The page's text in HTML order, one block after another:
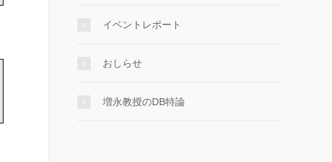
イベントレポート
おしらせ
増永教授のDB特論